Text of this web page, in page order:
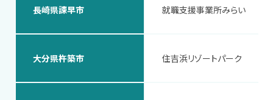
長崎県諫早市 就職支援事業所みらい
大分県杵築市 住吉浜リゾートパーク